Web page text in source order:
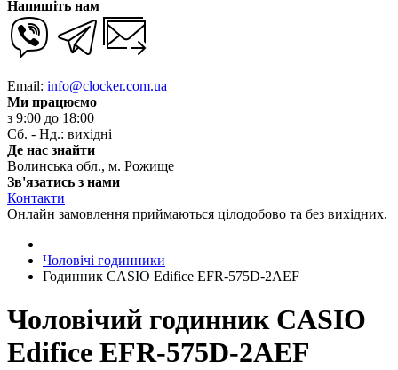
Напишіть нам
Email: info@clocker.com.ua
Ми працюємо
з 9:00 до 18:00
Сб. - Нд.: вихідні
Де нас знайти
Волинська обл., м. Рожище
Зв'язатись з нами
Контакти
Онлайн замовлення приймаються цілодобово та без вихідних.
Чоловічі годинники
Годинник CASIO Edifice EFR-575D-2AEF
Чоловічий годинник CASIO
Edifice EFR-575D-2AEF